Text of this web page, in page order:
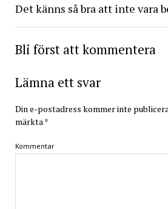
Det känns så bra att inte vara
Bli först att kommentera
Lämna ett svar
Din e-postadress kommer inte
märkta*
Kommentar